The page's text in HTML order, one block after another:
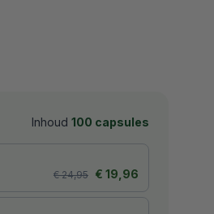
Originele prijs:
€ 24,95 Kortingsprijs:
€ 19,96
Inhoud 100 capsules